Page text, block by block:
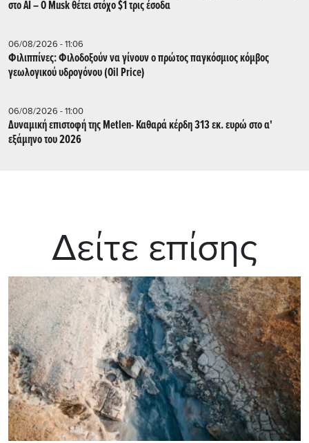
στο AI – Ο Musk θέτει στόχο $1 τρις έσοδα
06/08/2026 - 11:06
Φιλιππίνες: Φιλοδοξούν να γίνουν ο πρώτος παγκόσμιος κόμβος
γεωλογικού υδρογόνου (Oil Price)
06/08/2026 - 11:00
Δυναμική επιστοφή της Metlen- Καθαρά κέρδη 313 εκ. ευρώ στο α'
εξάμηνο του 2026
Δείτε επίσης